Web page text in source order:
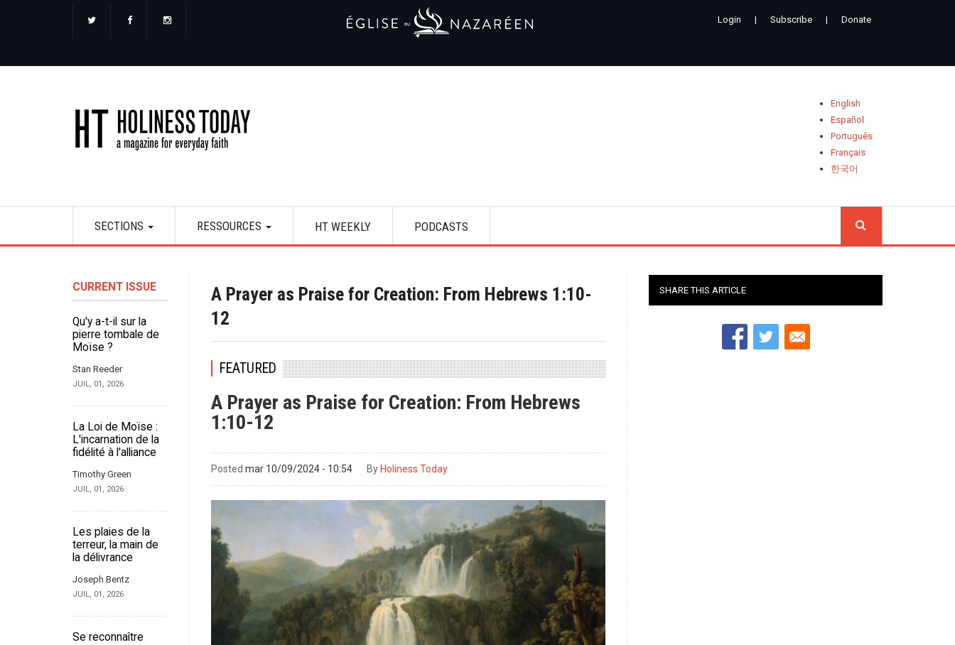
Login | Subscribe | Donate
English
Español
Português
Français
한국어
navigation
SECTIONS RESSOURCES HT WEEKLY PODCASTS
CURRENT ISSUE
Qu'y a-t-il sur la
pierre tombale de
Moïse ?
Stan Reeder
JUIL, 01, 2026
La Loi de Moïse :
L'incarnation de la
fidélité à l'alliance
Timothy Green
JUIL, 01, 2026
Les plaies de la
terreur, la main de
la délivrance
Joseph Bentz
JUIL, 01, 2026
Se reconnaître
A Prayer as Praise for Creation: From Hebrews 1:10-
12
FEATURED
A Prayer as Praise for Creation: From Hebrews
1:10-12
Posted mar 10/09/2024 - 10:54 By Holiness Today
SHARE THIS ARTICLE